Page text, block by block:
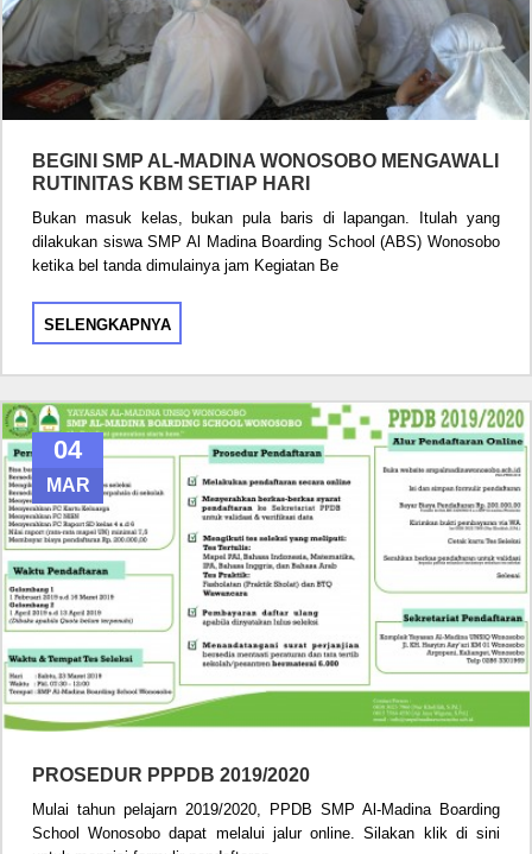
BEGINI SMP AL-MADINA WONOSOBO MENGAWALI
RUTINITAS KBM SETIAP HARI
Bukan masuk kelas, bukan pula baris di lapangan. Itulah yang
dilakukan siswa SMP Al Madina Boarding School (ABS) Wonosobo
ketika bel tanda dimulainya jam Kegiatan Be
SELENGKAPNYA
04
MAR
PROSEDUR PPPDB 2019/2020
Mulai tahun pelajarn 2019/2020, PPDB SMP Al-Madina Boarding
School Wonosobo dapat melalui jalur online. Silakan klik di sini